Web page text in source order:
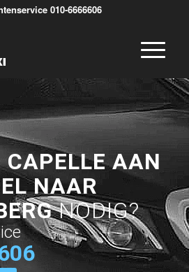
010-6666606
CAPELLE AAN
NAAR
NODIG?